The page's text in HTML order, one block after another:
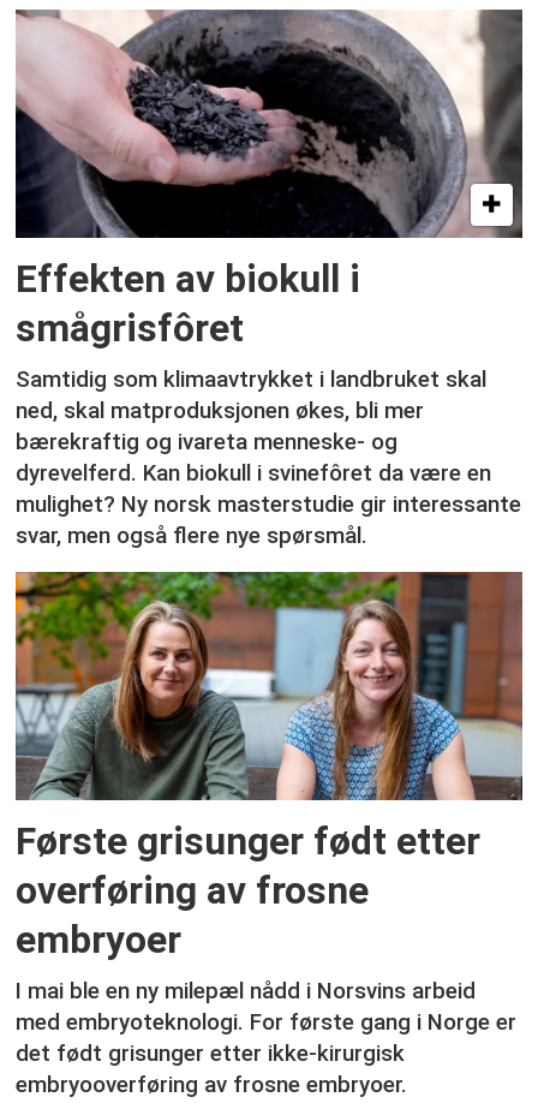
Effekten av biokull i
smågrisfôret
Samtidig som klimaavtrykket i landbruket skal
ned, skal matproduksjonen økes, bli mer
bærekraftig og ivareta menneske- og
dyrevelferd. Kan biokull i svinefôret da være en
mulighet? Ny norsk masterstudie gir interessante
svar, men også flere nye spørsmål.
Første grisunger født etter
overføring av frosne
embryoer
I mai ble en ny milepæl nådd i Norsvins arbeid
med embryoteknologi. For første gang i Norge er
det født grisunger etter ikke-kirurgisk
embryooverføring av frosne embryoer.